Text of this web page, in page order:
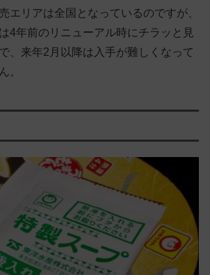
エリアは全国となっているのですが、
4年前のリニューアル時にチラッと見
、来年2月以降は入手が難しくなって
。